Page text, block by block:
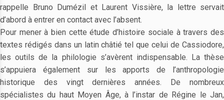
rappelle Bruno Dumézil et Laurent Vissière, la lettre servait
d’abord à entrer en contact avec l’absent.
Pour mener à bien cette étude d’histoire sociale à travers des
textes rédigés dans un latin châtié tel que celui de Cassiodore,
les outils de la philologie s’avèrent indispensable. La thèse
s’appuiera également sur les apports de l’anthropologie
historique des vingt dernières années. De nombreux
spécialistes du haut Moyen Âge, à l’instar de Régine le Jan,